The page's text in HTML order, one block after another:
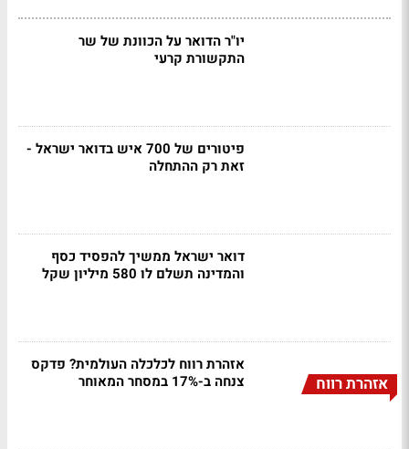
יו"ר הדואר על הכוונת של שר
התקשורת קרעי
פיטורים של 700 איש בדואר ישראל -
זאת רק ההתחלה
דואר ישראל ממשיך להפסיד כסף
והמדינה תשלם לו 580 מיליון שקל
אזהרת רווח
אזהרת רווח לכלכלה העולמית? פדקס
צנחה ב-17% במסחר המאוחר